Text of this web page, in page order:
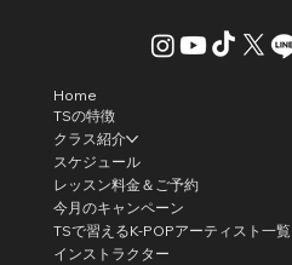
Home
TSの特徴
クラス紹介
スケジュール
レッスン料金＆ご予約
今月のキャンペーン
TSで習えるK-POPアーティスト一覧
インストラクター